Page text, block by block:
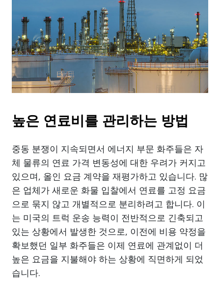
높은 연료비를 관리하는 방법
중동 분쟁이 지속되면서 에너지 부문 화주들은 자
체 물류의 연료 가격 변동성에 대한 우려가 커지고
있으며, 올인 요금 계약을 재평가하고 있습니다. 많
은 업체가 새로운 화물 입찰에서 연료를 고정 요금
으로 묶지 않고 개별적으로 분리하려고 합니다. 이
는 미국의 트럭 운송 능력이 전반적으로 긴축되고
있는 상황에서 발생한 것으로, 이전에 비용 약정을
확보했던 일부 화주들은 이제 연료에 관계없이 더
높은 요금을 지불해야 하는 상황에 직면하게 되었
습니다.